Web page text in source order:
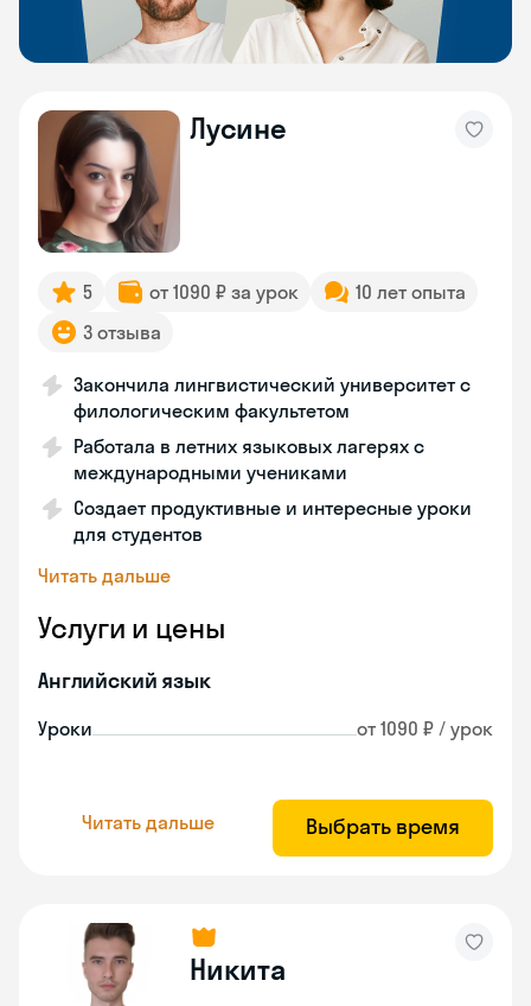
Лусине
5 от 1090 ₽ за урок
10 лет опыта
3 отзыва
Закончила лингвистический университет с
филологическим факультетом
Работала в летних языковых лагерях с
международными учениками
Создает продуктивные и интересные уроки
для студентов
Читать дальше
Услуги и цены
Английский язык
Уроки от 1090 ₽ / урок
Читать дальше Выбрать время
Никита